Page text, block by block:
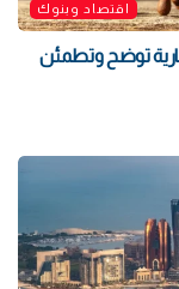
اقتصاد وبنوك
توضح وتطمئن